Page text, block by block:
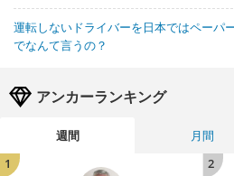
運転しないドライバーを日本ではペーパ
でなんて言うの？
アンカーランキング
週間 月間
1
2